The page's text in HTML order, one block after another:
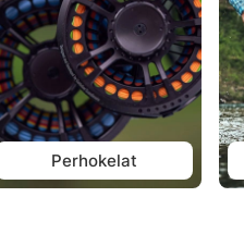
Perhokelat